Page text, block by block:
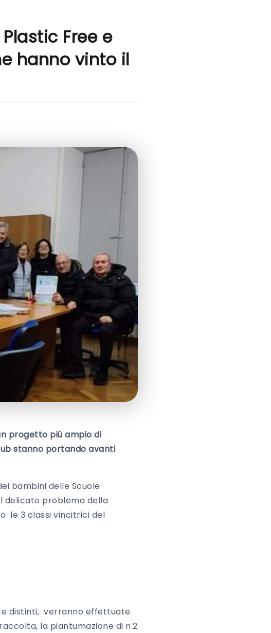
Free e
hanno vinto il
progetto più ampio di
stanno portando avanti
bambini delle Scuole
delicato problema della
le 3 classi vincitrici del
distinti, verranno effettuate
la piantumazione di n.2